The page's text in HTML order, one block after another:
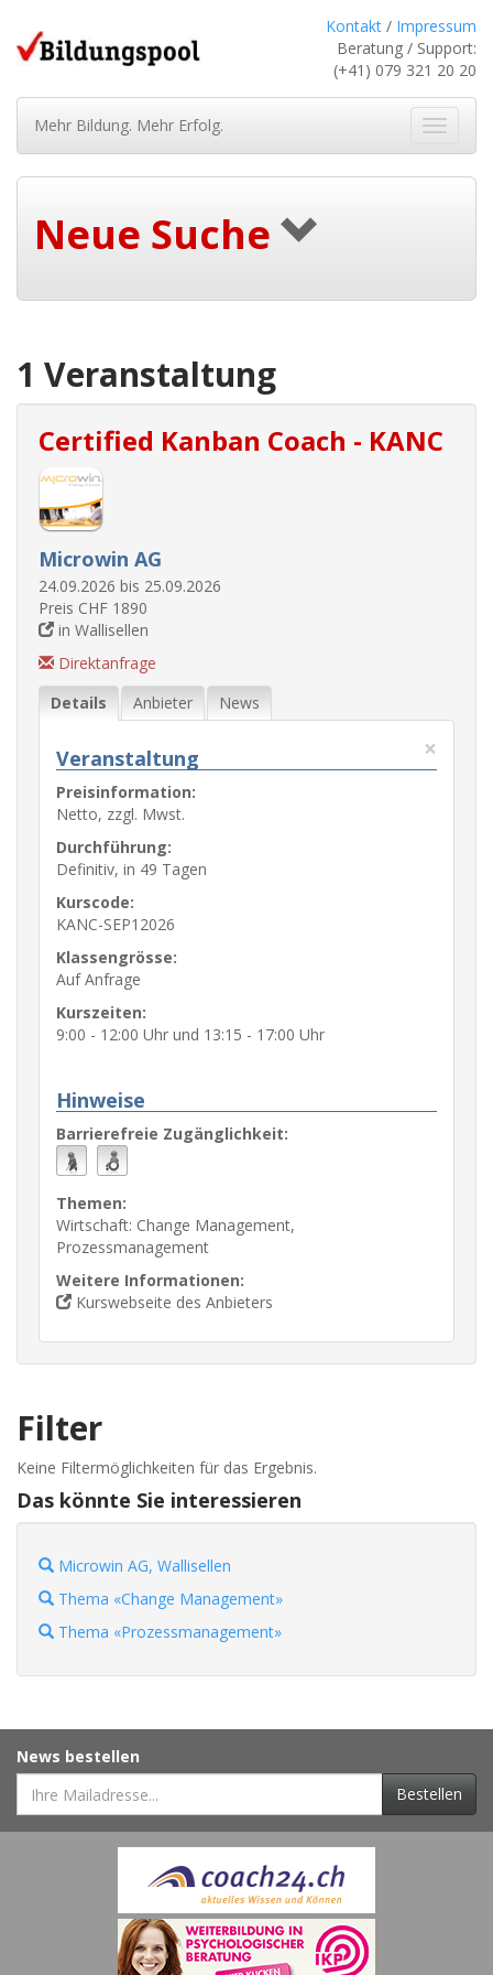
Kontakt / Impressum
Beratung / Support:
(+41) 079 321 20 20
ein-/
Mehr Bildung. Mehr Erfolg.
Neue Suche
1 Veranstaltung
Certified Kanban Coach - KANC
Microwin AG
24.09.2026 bis 25.09.2026
Preis CHF 1890
in Wallisellen
Direktanfrage
Details
Anbieter News
×
Veranstaltung
Preisinformation:
Netto, zzgl. Mwst.
Durchführung:
Definitiv, in 49 Tagen
Kurscode:
KANC-SEP12026
Klassengrösse:
Auf Anfrage
Kurszeiten:
9:00 - 12:00 Uhr und 13:15 - 17:00 Uhr
Hinweise
Barrierefreie Zugänglichkeit:
Themen:
Wirtschaft: Change Management,
Prozessmanagement
Weitere Informationen:
Kurswebseite des Anbieters
Filter
Keine Filtermöglichkeiten für das Ergebnis.
Das könnte Sie interessieren
Microwin AG, Wallisellen
Thema «Change Management»
Thema «Prozessmanagement»
News bestellen
Bestellen